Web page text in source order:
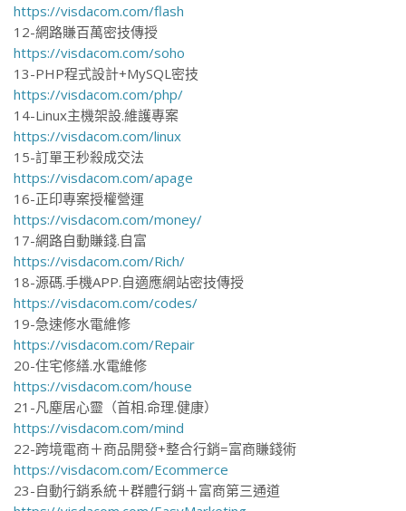
https://visdacom.com/flash
12-網路賺百萬密技傳授
https://visdacom.com/soho
13-PHP程式設計+MySQL密技
https://visdacom.com/php/
14-Linux主機架設.維護專案
https://visdacom.com/linux
15-訂單王秒殺成交法
https://visdacom.com/apage
16-正印專案授權營運
https://visdacom.com/money/
17-網路自動賺錢.自富
https://visdacom.com/Rich/
18-源碼.手機APP.自適應網站密技傳授
https://visdacom.com/codes/
19-急速修水電維修
https://visdacom.com/Repair
20-住宅修繕.水電維修
https://visdacom.com/house
21-凡塵居心靈（首相.命理.健康）
https://visdacom.com/mind
22-跨境電商＋商品開發+整合行銷=富商賺錢術
https://visdacom.com/Ecommerce
23-自動行銷系統＋群體行銷＋富商第三通道